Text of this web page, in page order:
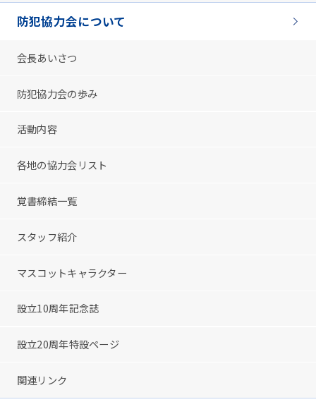
防犯協力会について
会長あいさつ
防犯協力会の歩み
活動内容
各地の協力会リスト
覚書締結一覧
スタッフ紹介
マスコットキャラクター
設立10周年記念誌
設立20周年特設ページ
関連リンク